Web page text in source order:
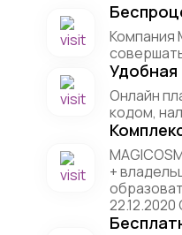
Компания
Удобная
Онлайн
кодом,
+